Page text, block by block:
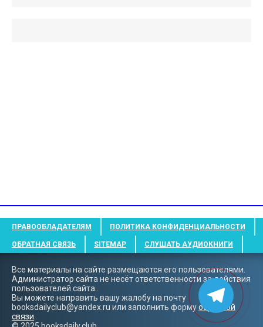
ПРАВООБЛАДАТЕЛЯМ ПОЛИТИКА КОНФИДЕНЦИАЛЬНОСТИ
ОБРАТНАЯ СВЯЗЬ SITEMAP СЛУШАТЬ АУДИОКНИГИ
Все материалы на сайте размещаются его пользователями.
Администратор сайта не несёт ответственности за действия
пользователей сайта..
Вы можете направить вашу жалобу на почту
booksdailyclub@yandex.ru или заполнить формуобратной
связи